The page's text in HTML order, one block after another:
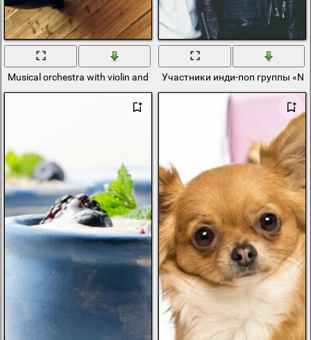
Musical orchestra with violin and pianoУчастники инди-поп группы